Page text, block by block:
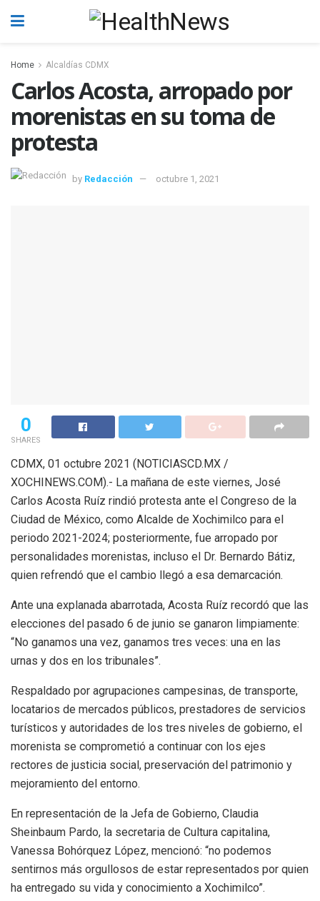
Home Alcaldías CDMX
Carlos Acosta, arropado por
morenistas en su toma de
protesta
by Redacción octubre 1, 2021
0
SHARES
CDMX, 01 octubre 2021 (NOTICIASCD.MX /
XOCHINEWS.COM).- La mañana de este viernes, José
Carlos Acosta Ruíz rindió protesta ante el Congreso de la
Ciudad de México, como Alcalde de Xochimilco para el
periodo 2021-2024; posteriormente, fue arropado por
personalidades morenistas, incluso el Dr. Bernardo Bátiz,
quien refrendó que el cambio llegó a esa demarcación.
Ante una explanada abarrotada, Acosta Ruíz recordó que las
elecciones del pasado 6 de junio se ganaron limpiamente:
“No ganamos una vez, ganamos tres veces: una en las
urnas y dos en los tribunales”.
Respaldado por agrupaciones campesinas, de transporte,
locatarios de mercados públicos, prestadores de servicios
turísticos y autoridades de los tres niveles de gobierno, el
morenista se comprometió a continuar con los ejes
rectores de justicia social, preservación del patrimonio y
mejoramiento del entorno.
En representación de la Jefa de Gobierno, Claudia
Sheinbaum Pardo, la secretaria de Cultura capitalina,
Vanessa Bohórquez López, mencionó: “no podemos
sentirnos más orgullosos de estar representados por quien
ha entregado su vida y conocimiento a Xochimilco”.